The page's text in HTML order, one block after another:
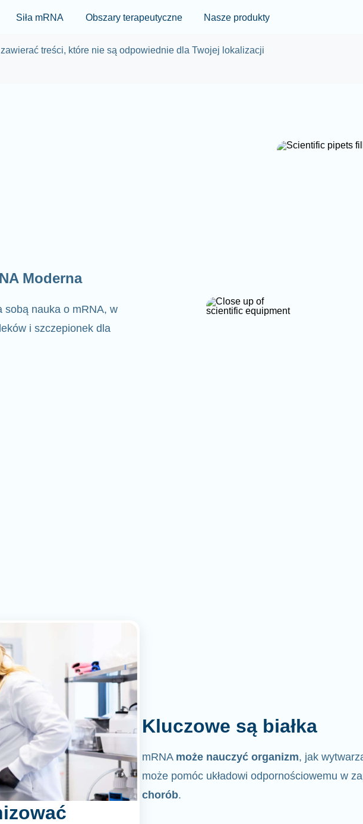
Skip to main content
Siła mRNA Obszary terapeutyczne Nasze produkty
zawierać treści, które nie są odpowiednie dla Twojej lokalizacji
Moderna
sobą nauka o mRNA, w
i szczepionek dla
Kluczowe są białka
mRNA może nauczyć organizm, jak
może pomóc układowi odpornościowemu w
chorób.